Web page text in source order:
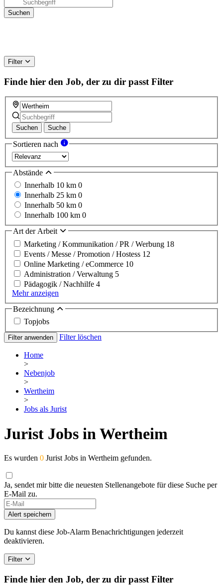
Filter
Finde hier den Job, der zu dir passt Filter
Suchen Suche
Sortieren nach
Abstände
Innerhalb 10 km 0
Innerhalb 25 km 0
Innerhalb 50 km 0
Innerhalb 100 km 0
Art der Arbeit
Marketing / Kommunikation / PR / Werbung 18
Events / Messe / Promotion / Hostess 12
Online Marketing / eCommerce 10
Administration / Verwaltung 5
Pädagogik / Nachhilfe 4
Mehr anzeigen
Bezeichnung
Topjobs
Filter anwenden Filter löschen
Home
>
Nebenjob
>
Wertheim
>
Jobs als Jurist
Jurist Jobs in Wertheim
Es wurden 0 Jurist Jobs in Wertheim gefunden.
Ja, sendet mir bitte die neuesten Stellenangebote für diese Suche per
E-Mail zu.
Alert speichern
Du kannst diese Job-Alarm Benachrichtigungen jederzeit
deaktivieren.
Filter
Finde hier den Job, der zu dir passt Filter